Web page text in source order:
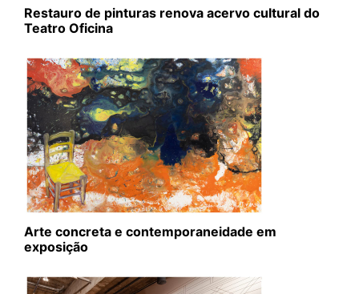
Restauro de pinturas renova acervo cultural do
Teatro Oficina
Arte concreta e contemporaneidade em
exposição